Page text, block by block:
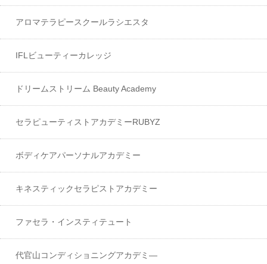
アロマテラピースクールラシエスタ
IFLビューティーカレッジ
ドリームストリーム Beauty Academy
セラピューティストアカデミーRUBYZ
ボディケアパーソナルアカデミー
キネスティックセラピストアカデミー
ファセラ・インスティテュート
代官山コンディショニングアカデミ―